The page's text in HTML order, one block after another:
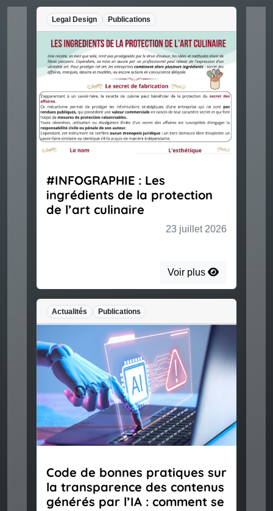
Legal Design Publications
#INFOGRAPHIE : Les
ingrédients de la protection
de l’art culinaire
23 juillet 2026
Voir plus
Actualités Publications
Code de bonnes pratiques sur
la transparence des contenus
générés par l’IA : comment se